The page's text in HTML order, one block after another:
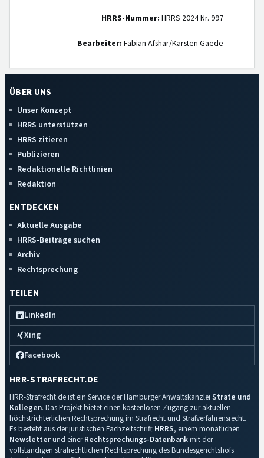
HRRS-Nummer: HRRS 2024 Nr. 997
Bearbeiter: Fabian Afshar/Karsten Gaede
ÜBER UNS
Unser Konzept
HRRS unterstützen
HRRS zitieren
Publizieren
Redaktionelle Richtlinien
Redaktion
ENTDECKEN
Aktuelle Ausgabe
HRRS-Beiträge suchen
Archiv
Rechtsprechung
TEILEN
LinkedIn
Xing
Facebook
HRR-STRAFRECHT.DE
HRR-Strafrecht.de ist ein Service der Hamburger Anwaltskanzlei Strate und
Kollegen. Das Projekt bietet einen kostenlosen Zugang zur aktuellen
höchstrichterlichen Rechtsprechung im Strafrecht und Strafverfahrensrecht.
Es besteht aus der juristischen Fachzeitschrift HRRS, einem monatlichen
Newsletterund einerRechtsprechungs-Datenbankmit der
vollständigen strafrechtlichen Rechtsprechung des Bundesgerichtshofs